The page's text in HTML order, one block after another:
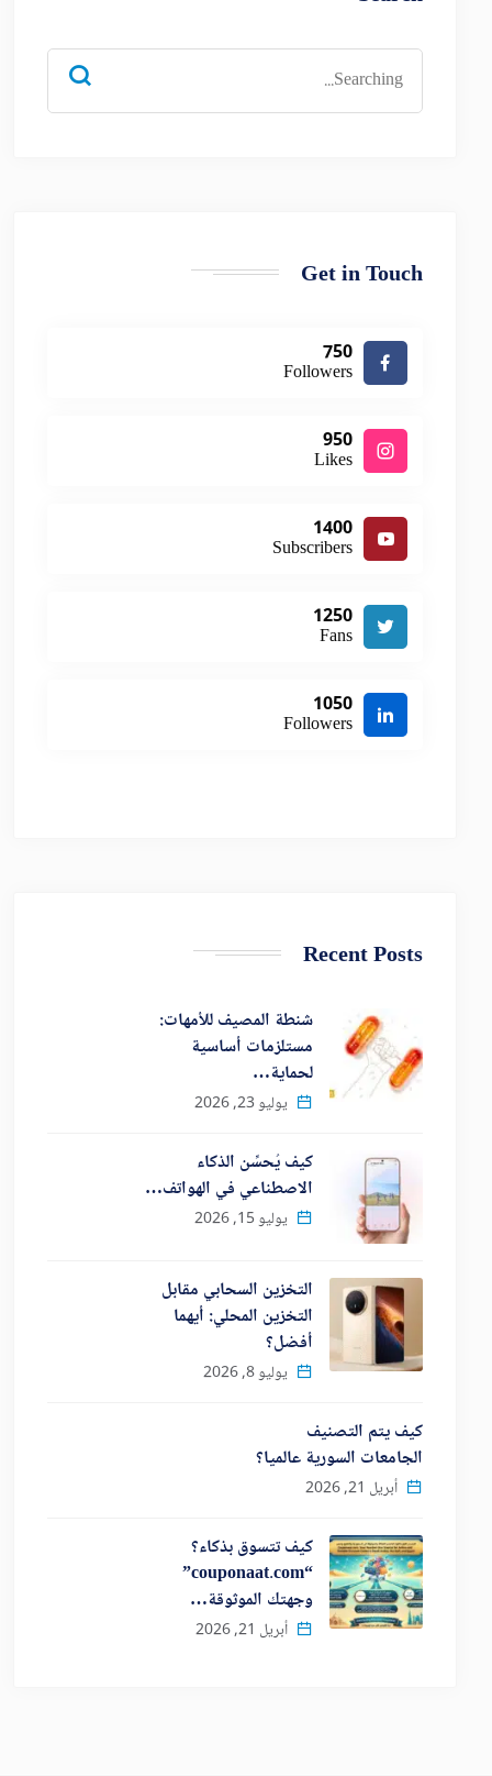
Search
Get in Touch
750
Followers
950
Likes
1400
Subscribers
1250
Fans
1050
Followers
Recent Posts
شنطة المصيف للأمهات:
مستلزمات أساسية
لحماية…
يوليو 23, 2026
كيف يُحسِّن الذكاء
الاصطناعي في الهواتف…
يوليو 15, 2026
التخزين السحابي مقابل
التخزين المحلي: أيهما
أفضل؟
يوليو 8, 2026
كيف يتم التصنيف
الجامعات السورية عالميا؟
أبريل 21, 2026
كيف تتسوق بذكاء؟
“couponaat.com”
وجهتك الموثوقة…
أبريل 21, 2026